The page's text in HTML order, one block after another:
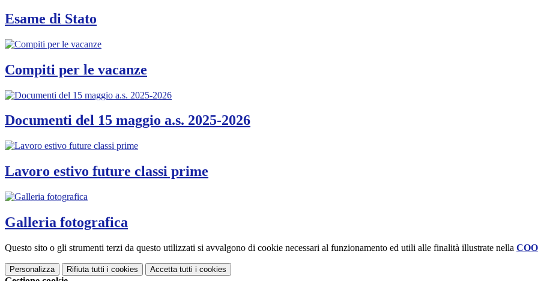
Esame di Stato
Compiti per le vacanze
Documenti del 15 maggio a.s. 2025-2026
Lavoro estivo future classi prime
Galleria fotografica
Questo sito o gli strumenti terzi da questo utilizzati si avvalgono di cookie necessari al funzionamento ed utili alle finalità illustrate nella
Personalizza Rifiuta tutti i cookies Accetta tutti i cookies